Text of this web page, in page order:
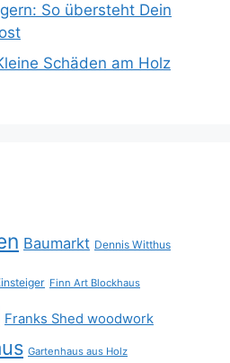
So übersteht Dein
Schäden am Holz
Baumarkt Dennis Witthus
Finn Art Blockhaus
Franks Shed woodwork
Gartenhaus aus Holz